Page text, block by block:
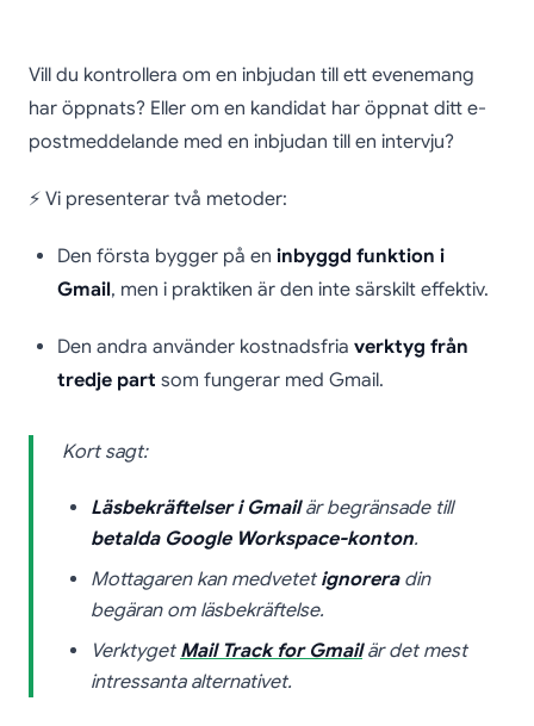
Läsbekräftelse i Gmail:
En komplett och enkel
guide för effektiv e-
postspårning (2025)
Vill du kontrollera om en inbjudan till ett evenemang
har öppnats? Eller om en kandidat har öppnat ditt e-
postmeddelande med en inbjudan till en intervju?
⚡ Vi presenterar två metoder:
Den första bygger på en inbyggd funktion i
Gmail, men i praktiken är den inte särskilt effektiv.
Den andra använder kostnadsfria verktyg från
tredje part som fungerar med Gmail.
Kort sagt:
Läsbekräftelser i Gmailär begränsade till
betalda Google Workspace-konton.
Mottagaren kan medvetet ignoreradin
begäran om läsbekräftelse.
Verktyget Mail Track for Gmailär det mest
intressanta alternativet.